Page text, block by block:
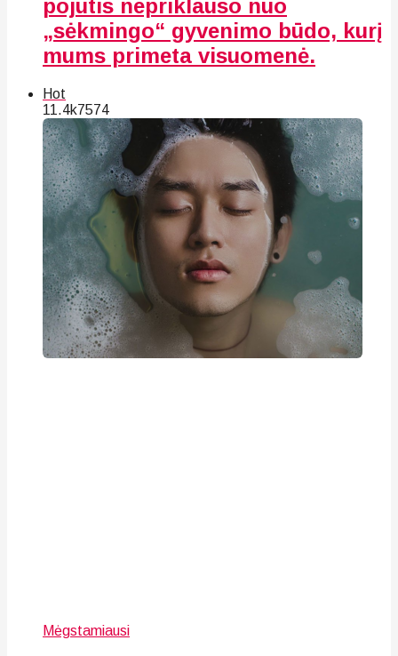
pojūtis nepriklauso nuo
„sėkmingo“ gyvenimo būdo, kurį
mums primeta visuomenė.
Hot
11.4k7574
Mėgstamiausi